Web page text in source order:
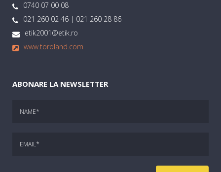
0740 07 00 08
021 260 02 46 | 021 260 28 86
etik2001@etik.ro
www.toroland.com
ABONARE LA NEWSLETTER